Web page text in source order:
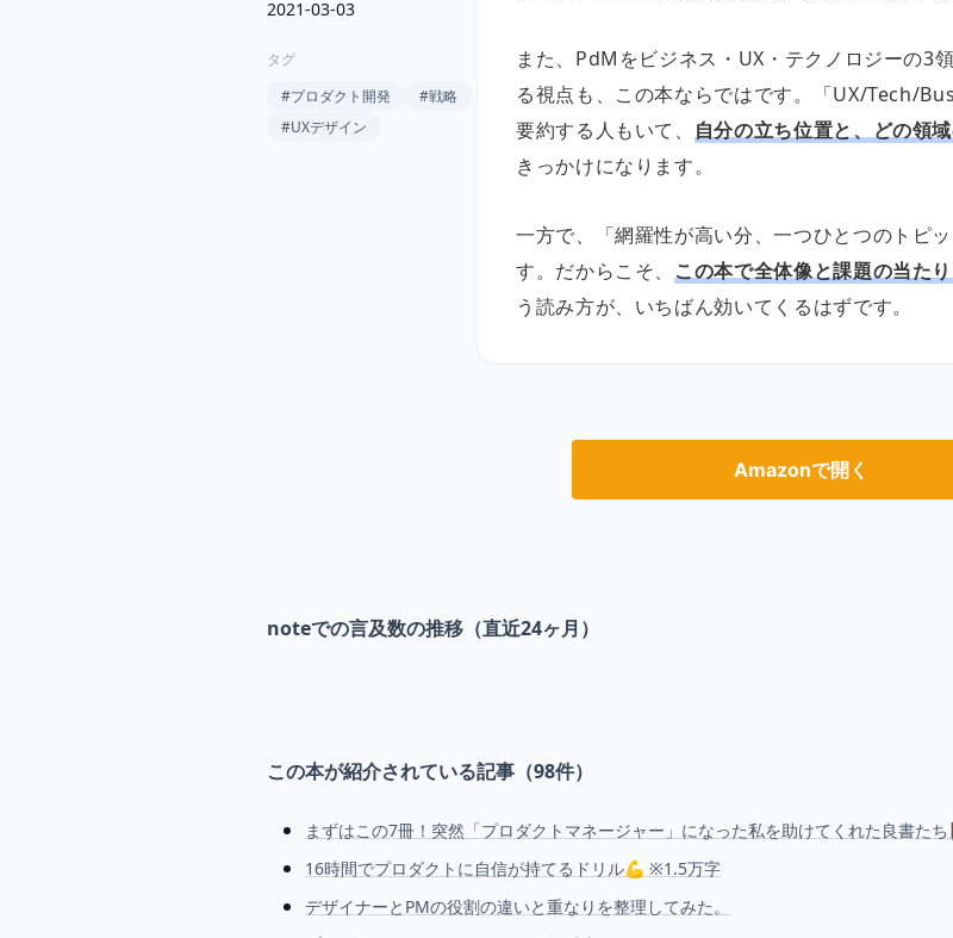
2021-03-03
タグ
#プロダクト開発 #戦略
#UXデザイン
また、PdMをビジネス・UX・テクノロジーの3
る視点も、この本ならではです。「UX/Tech/
要約する人もいて、
自分の立ち位置と、どの領
きっかけになります。
一方で、「網羅性が高い分、一つひとつのトピ
す。だからこそ、 この本で全体像と課題の当た
う読み方が、いちばん効いてくるはずです。
Amazonで開く
noteでの言及数の推移（直近24ヶ月）
この本が紹介されている記事（98件）
まずはこの7冊！突然「プロダクトマネージャー」になった私を助けてくれた良書た
16時間でプロダクトに自信が持てるドリル💪 ※1.5万字
デザイナーとPMの役割の違いと重なりを整理してみた。